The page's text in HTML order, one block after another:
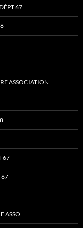
67
ASSOCIATION
67
67
ASSO